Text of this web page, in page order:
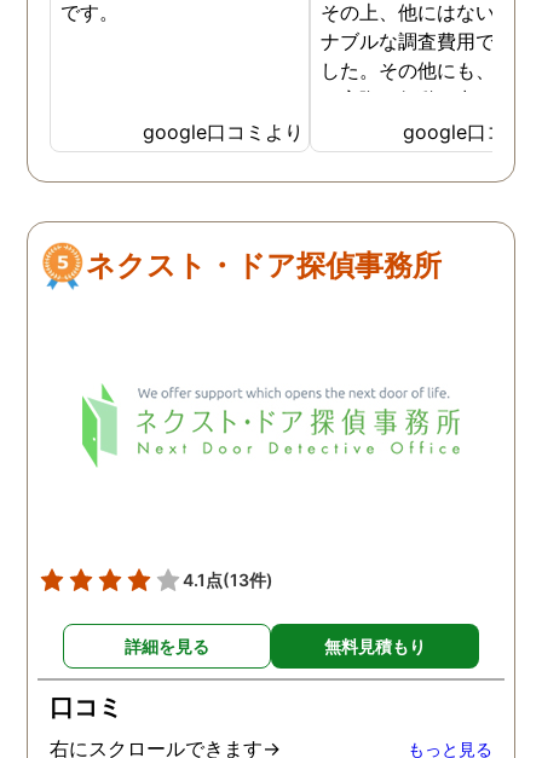
です。
google口コミより
その上、他にはないリー
ナブルな調査費用で済み
した。その他にも、相談
ら実際に行動に出て頂い
のが、スゴく早く問題を
決していただき、大変助
りました。 次回も是非
しろ最初の相談の段階が
本当に無料なのが、よか
google口コミ
ネクスト・ドア探偵事務所
4.1点(13件)
詳細を見る 無料見積もり
口コミ
右にスクロールできます→ もっと見る